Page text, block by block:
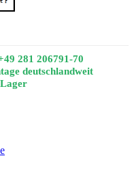
281 206791-70
deutschlandweit